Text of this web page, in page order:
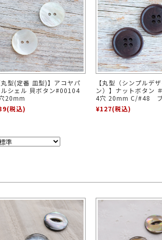
ヴィンテージボタン アクセサリーパ
23mm
24mm
～25mm
～
・パーツ
～9mm 10mm～
30mm～ 40mm～
セサリー ニット その他小物
丸型(定番 皿型)】アコヤパ
ルシェル 貝ボタン#00104
20mm
(税込)
【丸型（シンプルデザ
ン）】ナットボタン
4穴 20mm C/#48
¥127(税込)